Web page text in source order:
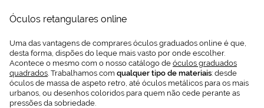
Óculos retangulares online
Uma das vantagens de comprares óculos graduados online é que,
desta forma, dispões do leque mais vasto por onde escolher.
Acontece o mesmo com o nosso catálogo de óculos graduados
quadrados . Trabalhamos com qualquer tipo de materiais: desde
óculos de massa de aspeto retro, até óculos metálicos para os mais
urbanos, ou desenhos coloridos para quem não cede perante as
pressões da sobriedade.